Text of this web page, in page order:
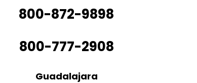
800-872-9898
800-777-2908
Guadalajara